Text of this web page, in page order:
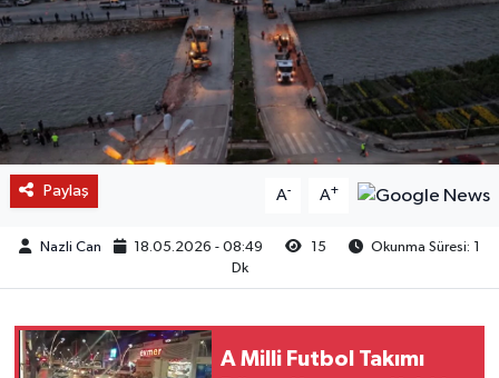
Paylaş A- A+
Nazli Can 18.05.2026 - 08:49 15
Okunma Süresi: 1
Dk
A Milli Futbol Takımı